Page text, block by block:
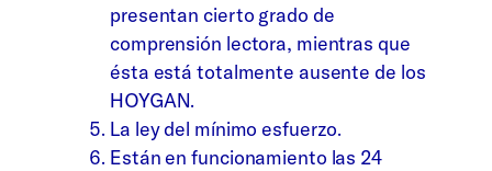
presentan cierto grado de
comprensión lectora, mientras que
ésta está totalmente ausente de los
HOYGAN.
La ley del mínimo esfuerzo.
Están en funcionamiento las 24